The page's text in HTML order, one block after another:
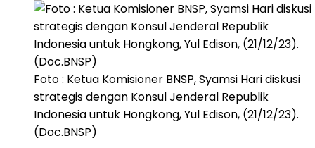
Foto : Ketua Komisioner BNSP, Syamsi Hari diskusi
strategis dengan Konsul Jenderal Republik
Indonesia untuk Hongkong, Yul Edison, (21/12/23).
(Doc.BNSP)